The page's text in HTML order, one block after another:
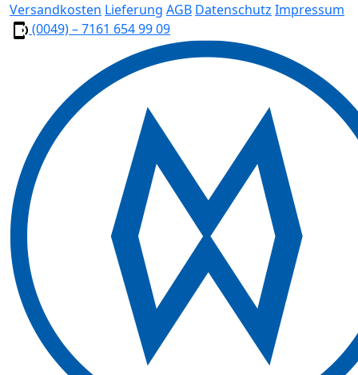
Versandkosten Lieferung AGB Datenschutz Impressum
(0049) – 7161 654 99 09